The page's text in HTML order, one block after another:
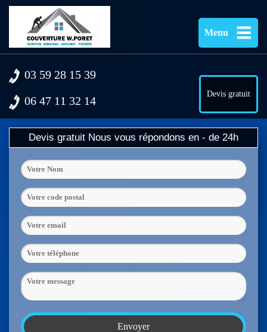
Menu
03 59 28 15 39
06 47 11 32 14
Devis gratuit
Devis gratuit Nous vous répondons en - de 24h